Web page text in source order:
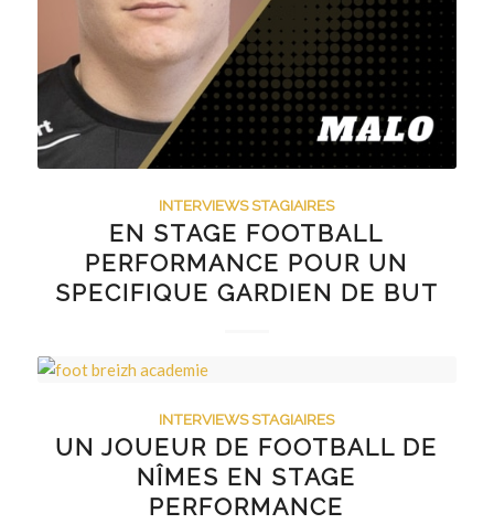
INTERVIEWS STAGIAIRES
EN STAGE FOOTBALL
PERFORMANCE POUR UN
SPECIFIQUE GARDIEN DE BUT
INTERVIEWS STAGIAIRES
UN JOUEUR DE FOOTBALL DE
NÎMES EN STAGE
PERFORMANCE